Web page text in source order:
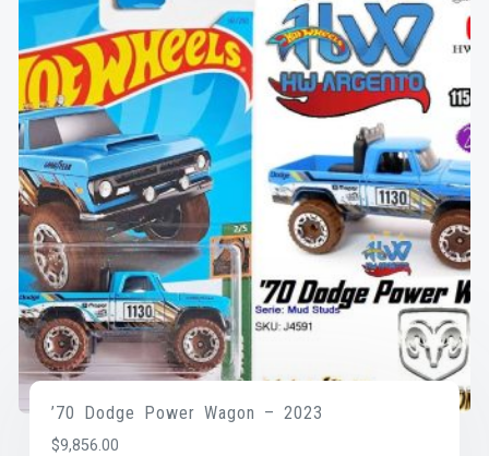
’70 Dodge Power Wagon – 2023
$9,856.00